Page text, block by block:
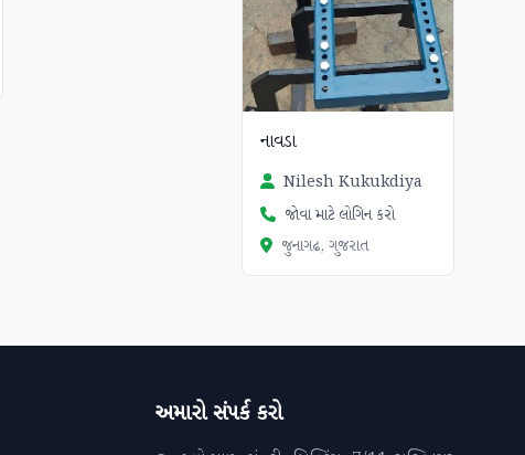
નાવડા
Nilesh Kukukdiya
જોવા માટે લોગિન કરો
જુનાગઢ, ગુજરાત
અમારો સંપર્ક કરો